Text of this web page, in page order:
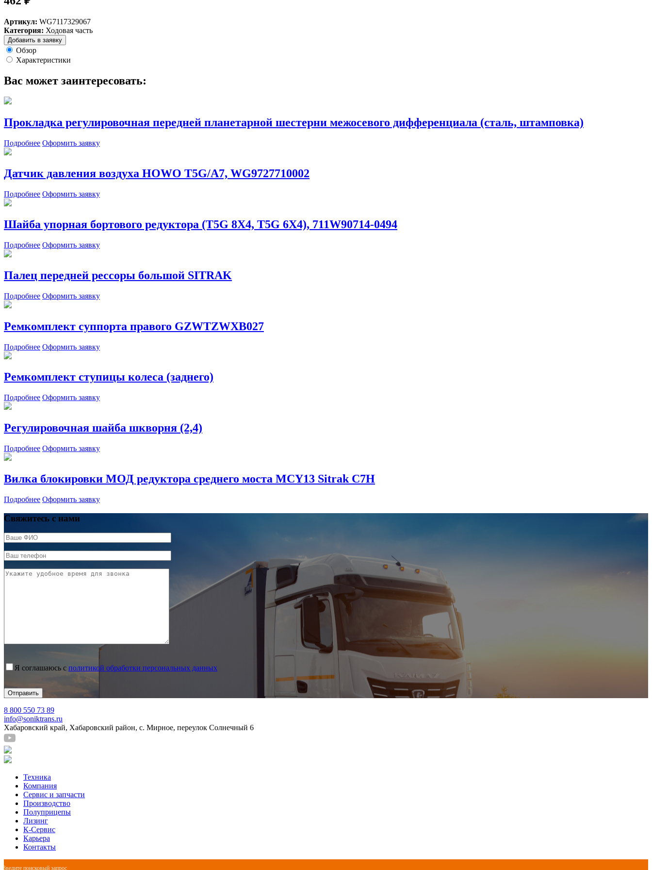
Артикул: WG7117329067
Категория: Ходовая часть
Добавить в заявку
Обзор
Характеристики
Вас может заинтересовать:
Прокладка регулировочная передней планетарной шестерни межосевого дифференциала (сталь, штамповка)
Подробнее Оформить заявку
Датчик давления воздуха HOWO T5G/A7, WG9727710002
Подробнее Оформить заявку
Шайба упорная бортового редуктора (T5G 8X4, T5G 6X4), 711W90714-0494
Подробнее Оформить заявку
Палец передней рессоры большой SITRAK
Подробнее Оформить заявку
Ремкомплект суппорта правого GZWTZWXB027
Подробнее Оформить заявку
Ремкомплект ступицы колеса (заднего)
Подробнее Оформить заявку
Регулировочная шайба шкворня (2,4)
Подробнее Оформить заявку
Вилка блокировки МОД редуктора среднего моста MCY13 Sitrak C7H
Подробнее Оформить заявку
Свяжитесь с нами
Я соглашаюсь с политикой обработки персональных данных
8 800 550 73 89
info@soniktrans.ru
Хабаровский край, Хабаровский район, с. Мирное, переулок Солнечный 6
Техника
Компания
Сервис и запчасти
Производство
Полуприцепы
Лизинг
К-Сервис
Карьера
Контакты